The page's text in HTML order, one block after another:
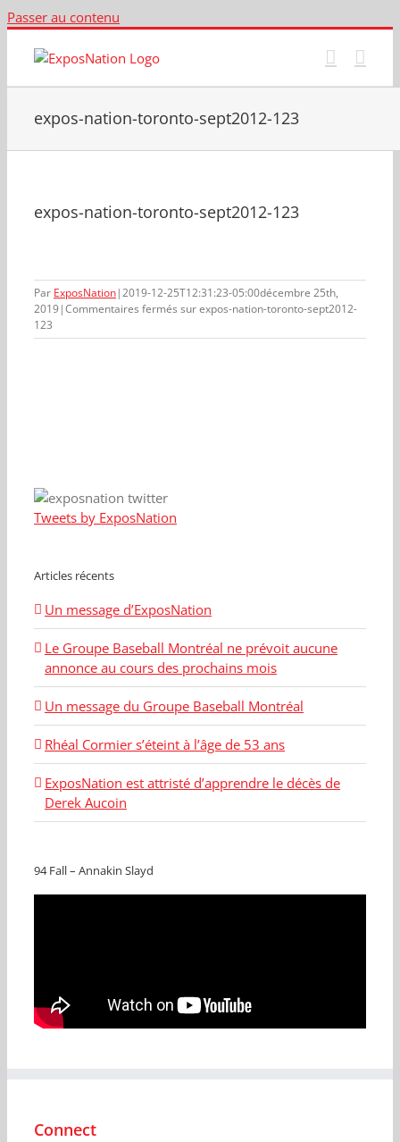
Passer au contenu
expos-nation-toronto-sept2012-123
expos-nation-toronto-sept2012-123
Par ExposNation|2019-12-25T12:31:23-05:00décembre 25th,
2019|Commentaires fermés sur expos-nation-toronto-sept2012-
123
Tweets by ExposNation
Articles récents
Un message d’ExposNation
Le Groupe Baseball Montréal ne prévoit aucune
annonce au cours des prochains mois
Un message du Groupe Baseball Montréal
Rhéal Cormier s’éteint à l’âge de 53 ans
ExposNation est attristé d’apprendre le décès de
Derek Aucoin
94 Fall – Annakin Slayd
Connect